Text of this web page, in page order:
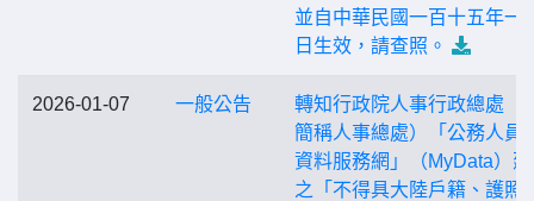
並自中華民國一百十五年一
日生效，請查照。
2026-01-07 一般公告
轉知行政院人事行政總處（
簡稱人事總處）「公務人員
資料服務網」（MyData）
之「不得具大陸戶籍、護照